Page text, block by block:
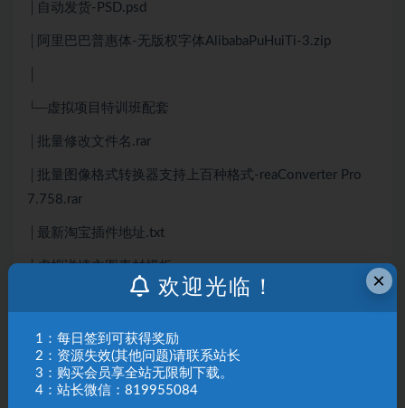
│自动发货-PSD.psd
│阿里巴巴普惠体-无版权字体AlibabaPuHuiTi-3.zip
└─虚拟项目特训班配套
│批量修改文件名.rar
│批量图像格式转换器支持上百种格式-reaConverter Pro
7.758.rar
│最新淘宝插件地址.txt
│虚拟详情主图素材模板.rar
├─以前设计主图详情PSD
│LOGO设计模板.psd
│PPT主图模板.psd
×
欢迎光临！
1：每日签到可获得奖励
2：资源失效(其他问题)请联系站长
3：购买会员享全站无限制下载。
4：站长微信：819955084